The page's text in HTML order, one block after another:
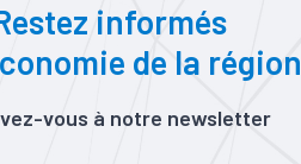
informés
de la région
vous à notre newsletter